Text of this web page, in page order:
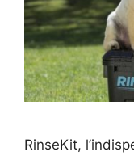
RinseKit,